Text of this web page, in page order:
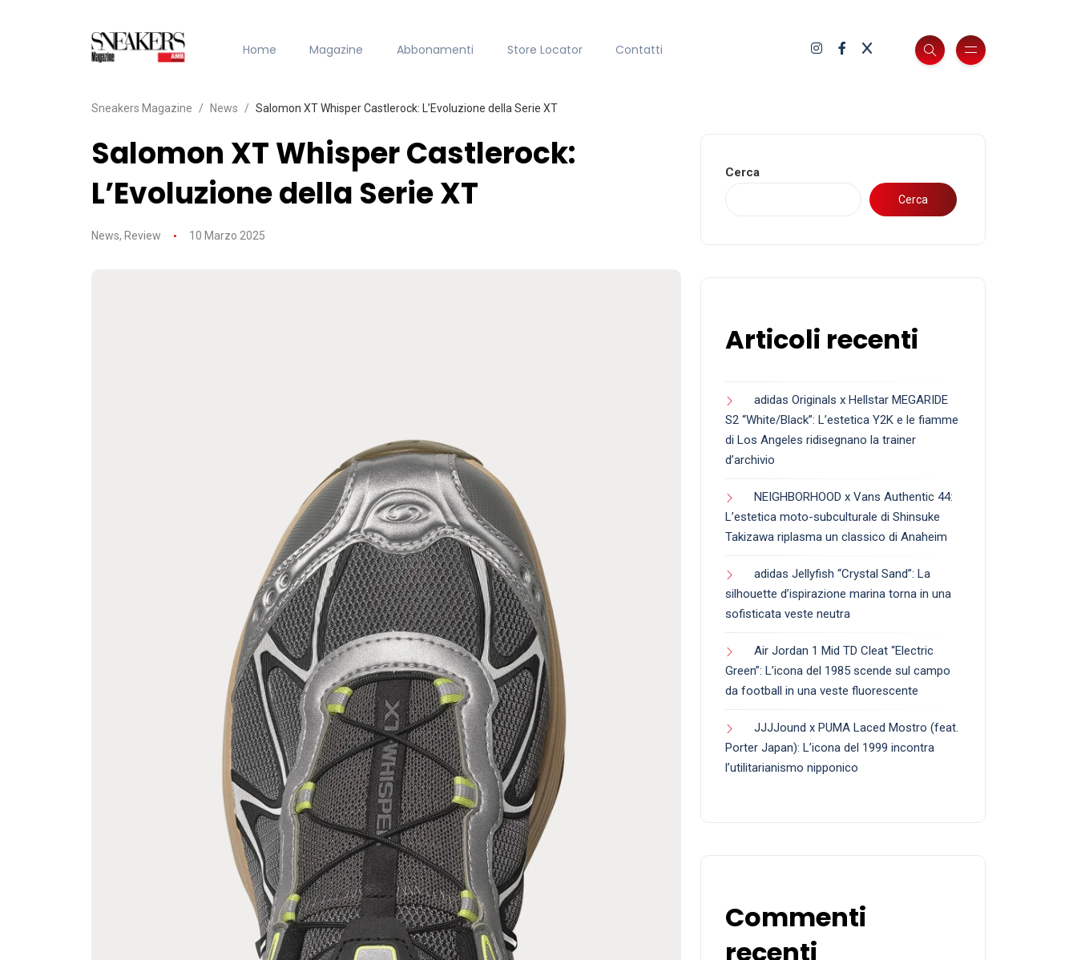
Home Magazine Abbonamenti Store Locator Contatti
Sneakers Magazine News Salomon XT Whisper Castlerock: L’Evoluzione della Serie XT
Salomon XT Whisper Castlerock:
L’Evoluzione della Serie XT
News, Review 10 Marzo 2025
Cerca
Cerca
Articoli recenti
adidas Originals x Hellstar MEGARIDE
S2 “White/Black”: L’estetica Y2K e le fiamme
di Los Angeles ridisegnano la trainer
d’archivio
NEIGHBORHOOD x Vans Authentic 44:
L’estetica moto-subculturale di Shinsuke
Takizawa riplasma un classico di Anaheim
adidas Jellyfish “Crystal Sand”: La
silhouette d’ispirazione marina torna in una
sofisticata veste neutra
Air Jordan 1 Mid TD Cleat “Electric
Green”: L’icona del 1985 scende sul campo
da football in una veste fluorescente
JJJJound x PUMA Laced Mostro (feat.
Porter Japan): L’icona del 1999 incontra
l’utilitarianismo nipponico
Commenti
recenti